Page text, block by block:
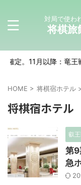
対局で使わ
将棋旅
降：竜王戦第4局（
HOME > 将棋宿ホテル
将棋宿ホテル
叡
第9
急